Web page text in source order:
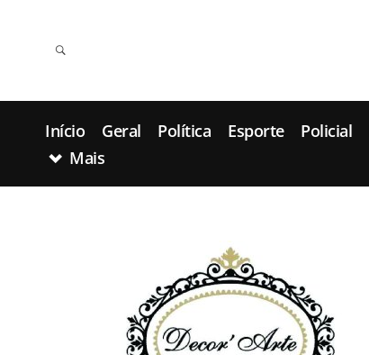
Início Geral Política Esporte Policial
Mais